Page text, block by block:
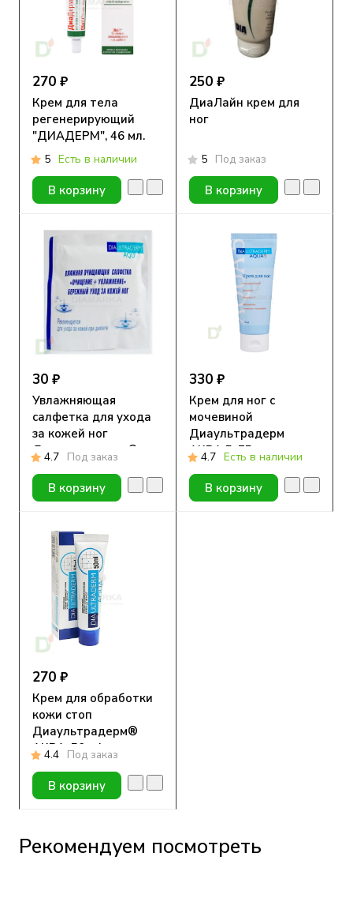
270 ₽
Крем для тела
регенерирующий
"ДИАДЕРМ", 46 мл.
5 Есть в наличии
В корзину
250 ₽
ДиаЛайн крем для
ног
5 Под заказ
В корзину
30 ₽
Увлажняющая
салфетка для ухода
за кожей ног
Диаультрадерм®
АКВА
4.7 Под заказ
В корзину
330 ₽
Крем для ног с
мочевиной
Диаультрадерм
АКВА 5, 75 мл.
4.7 Есть в наличии
В корзину
270 ₽
Крем для обработки
кожи стоп
Диаультрадерм®
АКВА, 50 ml
4.4 Под заказ
В корзину
Рекомендуем посмотреть